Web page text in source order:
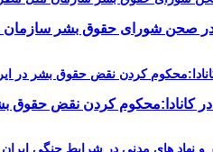
در صحن شورای حقوق بشر
کانادا:محکوم کردن نقض حقوق